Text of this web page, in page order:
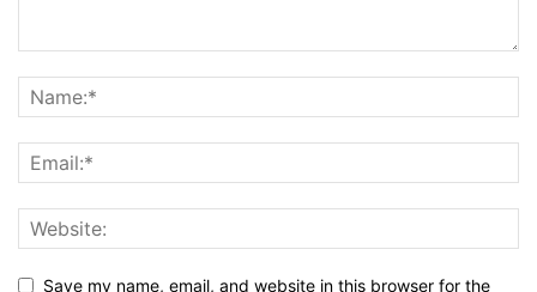
Save my name, email, and website in this browser for the